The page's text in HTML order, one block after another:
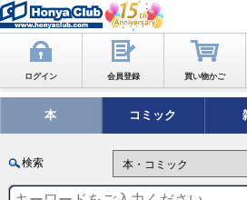
ログイン 会員登録 買い物かご
本 コミック
検索